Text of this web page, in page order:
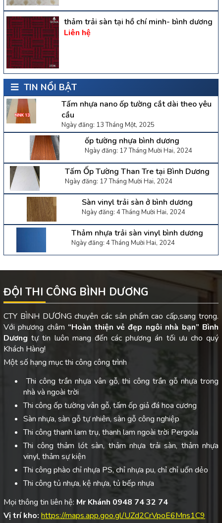
thảm trải sàn tại hồ chí minh- bình dương
Liên hệ
TIN NỔI BẬT
Tấm nhựa nano ốp tường cắt dài theo yêu
cầu
Ngày đăng: 13 Tháng Một, 2025
ốp tường nhựa bình dương
Ngày đăng: 17 Tháng Mười Hai, 2024
Tấm Ốp Tường Than Tre tại Bình Dương
Ngày đăng: 17 Tháng Mười Hai, 2024
Sàn vinyl trải sàn ở bình dương
Ngày đăng: 4 Tháng Mười Hai, 2024
Thảm nhựa trải sàn vinyl bình dương
Ngày đăng: 4 Tháng Mười Hai, 2024
ĐỘI THI CÔNG BÌNH DƯƠNG
CTY BÌNH DƯƠNG chuyên các sản phẩm cao cấp,sang trọng.
Với phương châm “Hoàn thiện vẻ đẹp ngôi nhà bạn” Bình
Dươngtự tin luôn mang đến các phương án tối ưu cho quý
Khách Hàng!
Một số hạng mục thi công công trình
Thi công trần nhựa vân gỗ, thi công trần gỗ nhựa trong
nhà và ngoài trời
Thi công ốp tường vân gỗ, tấm ốp giả đá hoa cương
Sàn nhựa, sàn gỗ tự nhiên, sàn gỗ công nghiệp
Thi công thanh lam trụ, thanh lam ngoài trời Pergola
Thi công thảm lót sàn, thảm nhựa trải sàn, thảm nhựa
vinyl, thảm sự kiện
Thi công phào chỉ nhựa PS, chỉ nhựa pu, chỉ chỉ uốn dẻo
Thi công tủ nhựa, kệ nhựa, tủ bếp nhựa
Mọi thông tin liên hệ: Mr Khánh 0948 74 32 74
Vị trí kho: https://maps.app.goo.gl/UZd2CrVpoE6Mns1C9